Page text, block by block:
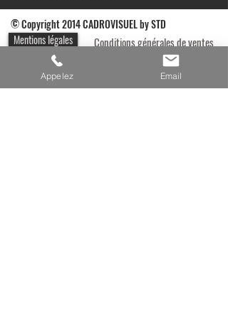
© Copyright 2014 CADROVISUEL by STD
Mentions légales
Conditions générales de ventes
Besoin d'une info, d'un devis, Appelez-nous nous au
07 82 30 59 05
Appelez Email